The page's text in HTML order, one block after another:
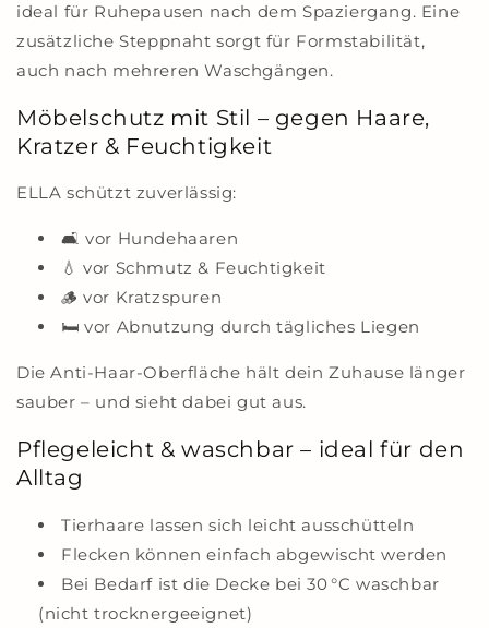
ideal für Ruhepausen nach dem Spaziergang. Eine
zusätzliche Steppnaht sorgt für Formstabilität,
auch nach mehreren Waschgängen.
Möbelschutz mit Stil – gegen Haare,
Kratzer & Feuchtigkeit
ELLA schützt zuverlässig:
🛋️ vor Hundehaaren
💧 vor Schmutz & Feuchtigkeit
🪵 vor Kratzspuren
🛏️ vor Abnutzung durch tägliches Liegen
Die Anti-Haar-Oberfläche hält dein Zuhause länger
sauber – und sieht dabei gut aus.
Pflegeleicht & waschbar – ideal für den
Alltag
Tierhaare lassen sich leicht ausschütteln
Flecken können einfach abgewischt werden
Bei Bedarf ist die Decke bei 30 °C waschbar
(nicht trocknergeeignet)